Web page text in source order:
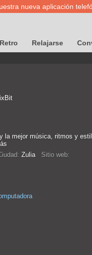
nueva aplicación
Retro Relajarse
la mejor música, ritmos y
Zulia Sitio web: